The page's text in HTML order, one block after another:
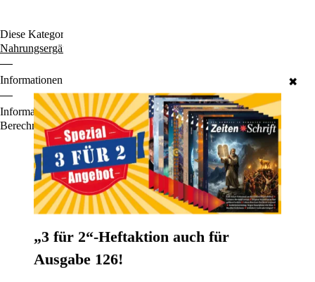
Diese Kategorien durchstöbern:
Nahrungsergänzung
Informationen zu den Zahlungsoptionen finden Sie
Informationen für den Standardversand, zur Lieferung und zur
Berechnung der Lieferfrist finden Siehier.
Das könnte Sie auch interessieren
✖
„3 für 2“-Heftaktion auch für
Ausgabe 126!